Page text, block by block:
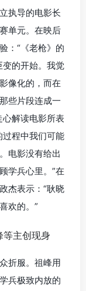
执导的电影长
单元。在映后
：“《老枪》的
的开始。我觉
像化的，而在
些片段连成一
心解读电影所表
过程中我们可能
电影没有给出
学兵心里。”在
杰表示：“耿晓
欢的。”
折服。祖峰用
兵极致内放的